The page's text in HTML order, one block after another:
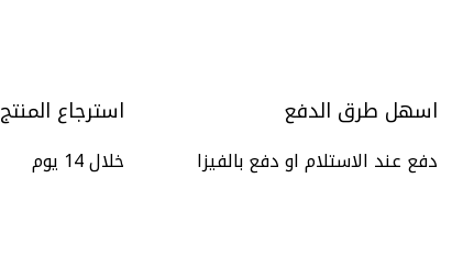
اسهل طرق الدفع
دفع عند الاستلام او دفع بالفيزا
استرجاع المنتج
خلال 14 يوم